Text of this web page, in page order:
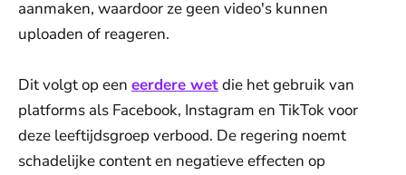
aanmaken, waardoor ze geen video's kunnen
uploaden of reageren.
Dit volgt op een eerdere wetdie het gebruik van
platforms als Facebook, Instagram en TikTok voor
deze leeftijdsgroep verbood. De regering noemt
schadelijke content en negatieve effecten op